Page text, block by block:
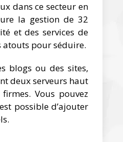
dans ce secteur en
la gestion de 32
et des services de
atouts pour séduire.
blogs ou des sites,
deux serveurs haut
Vous pouvez
possible d’ajouter